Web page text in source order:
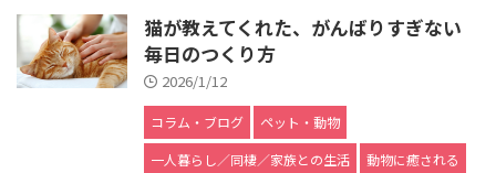
猫が教えてくれた、がんばりすぎない
毎日のつくり方
2026/1/12
コラム・ブログ
ペット・動物
一人暮らし／同棲／家族との生活
動物に癒される